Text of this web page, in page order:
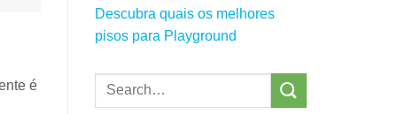
é
Descubra quais os melhores
pisos para Playground